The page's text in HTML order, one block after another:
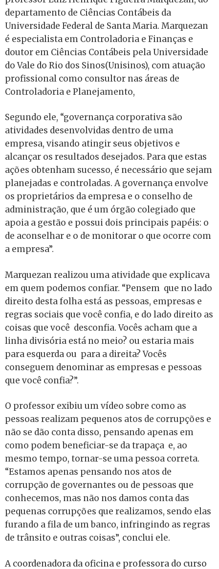
departamento de Ciências Contábeis da
Universidade Federal de Santa Maria. Marquezan
é especialista em Controladoria e Finanças e
doutor em Ciências Contábeis pela Universidade
do Vale do Rio dos Sinos(Unisinos), com atuação
profissional como consultor nas áreas de
Controladoria e Planejamento,
Segundo ele, “governança corporativa são
atividades desenvolvidas dentro de uma
empresa, visando atingir seus objetivos e
alcançar os resultados desejados. Para que estas
ações obtenham sucesso, é necessário que sejam
planejadas e controladas. A governança envolve
os proprietários da empresa e o conselho de
administração, que é um órgão colegiado que
apoia a gestão e possui dois principais papéis: o
de aconselhar e o de monitorar o que ocorre com
a empresa”.
Marquezan realizou uma atividade que explicava
em quem podemos confiar. “Pensem que no lado
direito desta folha está as pessoas, empresas e
regras sociais que você confia, e do lado direito as
coisas que você desconfia. Vocês acham que a
linha divisória está no meio? ou estaria mais
para esquerda ou para a direita? Vocês
conseguem denominar as empresas e pessoas
que você confia?”.
O professor exibiu um vídeo sobre como as
pessoas realizam pequenos atos de corrupções e
não se dão conta disso, pensando apenas em
como podem beneficiar-se da trapaça e, ao
mesmo tempo, tornar-se uma pessoa correta.
“Estamos apenas pensando nos atos de
corrupção de governantes ou de pessoas que
conhecemos, mas não nos damos conta das
pequenas corrupções que realizamos, sendo elas
furando a fila de um banco, infringindo as regras
de trânsito e outras coisas”, conclui ele.
A coordenadora da oficina e professora do curso